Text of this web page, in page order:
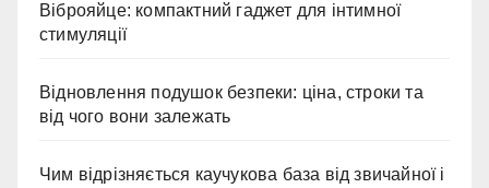
Віброяйце: компактний гаджет для інтимної
стимуляції
Відновлення подушок безпеки: ціна, строки та
від чого вони залежать
Чим відрізняється каучукова база від звичайної і